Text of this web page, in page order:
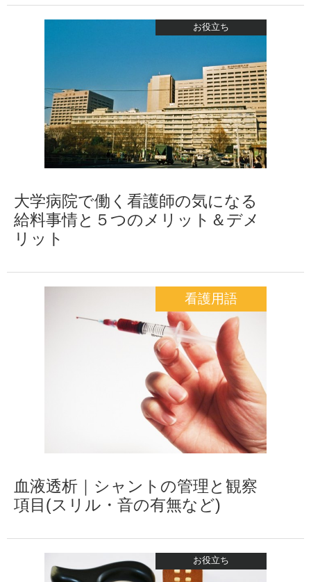
お役立ち
大学病院で働く看護師の気になる
給料事情と５つのメリット＆デメ
リット
看護用語
血液透析｜シャントの管理と観察
項目(スリル・音の有無など)
お役立ち